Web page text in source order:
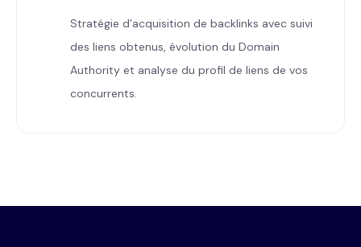
Stratégie d’acquisition de backlinks avec suivi
des liens obtenus, évolution du Domain
Authority et analyse du profil de liens de vos
concurrents.